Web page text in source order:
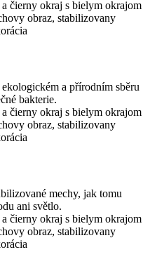
a přírodním sběru
bakterie.
mechy, jak tomu
ani světlo.